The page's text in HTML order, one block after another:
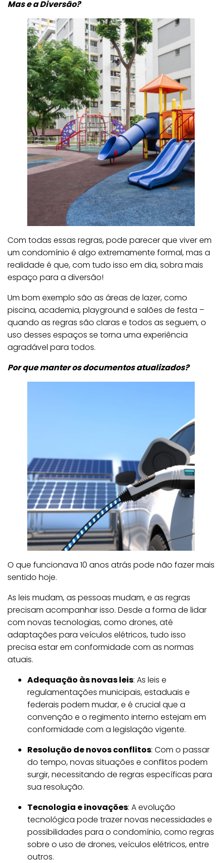
Mas e a Diversão?
Com todas essas regras, pode parecer que viver em
um condomínio é algo extremamente formal, mas a
realidade é que, com tudo isso em dia, sobra mais
espaço para a diversão!
Um bom exemplo são as áreas de lazer, como
piscina, academia, playground e salões de festa –
quando as regras são claras e todos as seguem, o
uso desses espaços se torna uma experiência
agradável para todos.
Por que manter os documentos atualizados?
O que funcionava 10 anos atrás pode não fazer mais
sentido hoje.
As leis mudam, as pessoas mudam, e as regras
precisam acompanhar isso. Desde a forma de lidar
com novas tecnologias, como drones, até
adaptações para veículos elétricos, tudo isso
precisa estar em conformidade com as normas
atuais.
Adequação às novas leis: As leis e
regulamentações municipais, estaduais e
federais podem mudar, e é crucial que a
convenção e o regimento interno estejam em
conformidade com a legislação vigente.
Resolução de novos conflitos: Com o passar
do tempo, novas situações e conflitos podem
surgir, necessitando de regras específicas para
sua resolução.
Tecnologia e inovações: A evolução
tecnológica pode trazer novas necessidades e
possibilidades para o condomínio, como regras
sobre o uso de drones, veículos elétricos, entre
outros.